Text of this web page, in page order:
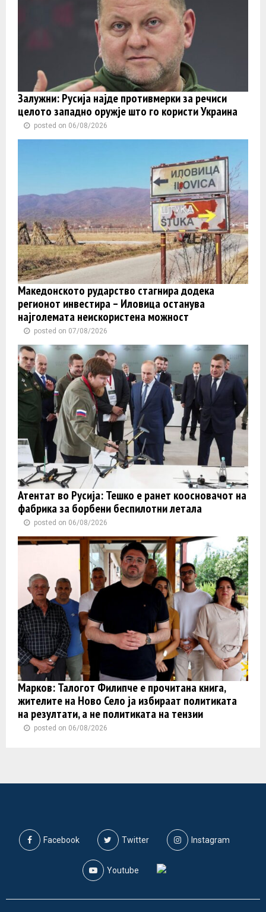
Залужни: Русија најде противмерки за речиси
целото западно оружје што го користи Украина
posted on 06/08/2026
Македонското рударство стагнира додека
регионот инвестира – Иловица останува
најголемата неискористена можност
posted on 07/08/2026
Атентат во Русија: Тешко е ранет коосновачот на
фабрика за борбени беспилотни летала
posted on 06/08/2026
Марков: Талогот Филипче е прочитана книга,
жителите на Ново Село ја избираат политиката
на резултати, а не политиката на тензии
posted on 06/08/2026
Facebook Twitter Instagram
Youtube